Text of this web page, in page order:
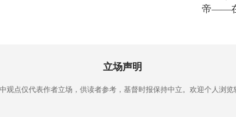
帝——
立场声明
观点仅代表作者立场，供读者参考，基督时报保持中立。欢迎个人浏